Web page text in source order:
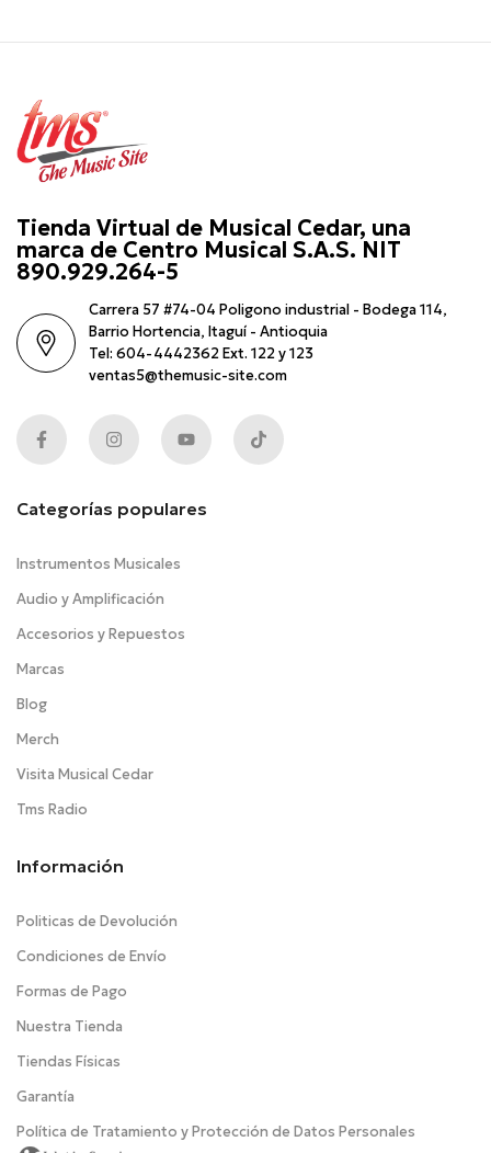
Tienda Virtual de Musical Cedar, una
marca de Centro Musical S.A.S. NIT
890.929.264-5
Carrera 57 #74-04 Poligono industrial - Bodega 114,
Barrio Hortencia, Itaguí - Antioquia
Tel: 604-4442362 Ext. 122 y 123
ventas5@themusic-site.com
Categorías populares
Instrumentos Musicales
Audio y Amplificación
Accesorios y Repuestos
Marcas
Blog
Merch
Visita Musical Cedar
Tms Radio
Información
Politicas de Devolución
Condiciones de Envío
Formas de Pago
Nuestra Tienda
Tiendas Físicas
Garantía
Política de Tratamiento y Protección de Datos Personales